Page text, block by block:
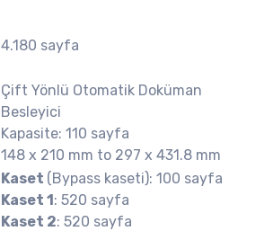
4.180 sayfa
Çift Yönlü Otomatik Doküman
Besleyici
Kapasite: 110 sayfa
148 x 210 mm to 297 x 431.8 mm
Kaset (Bypass kaseti): 100 sayfa
Kaset 1: 520 sayfa
Kaset 2: 520 sayfa